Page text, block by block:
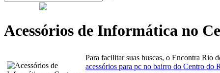
Acessórios de Informática no
Para facilitar suas buscas, o Encontra Rio
acessórios para pc no bairro do Centro do